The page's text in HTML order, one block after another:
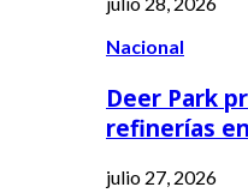
Nacional
Deer Park
refinerías
julio 27, 2026